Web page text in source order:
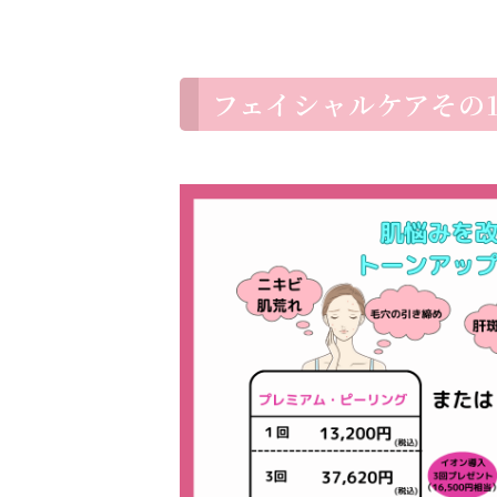
フェイシャルケアその